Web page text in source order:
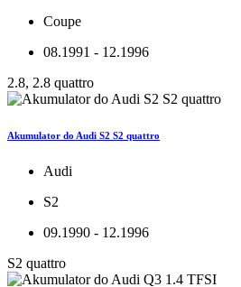
Coupe
08.1991 - 12.1996
2.8, 2.8 quattro
Akumulator do Audi S2 S2 quattro
Audi
S2
09.1990 - 12.1996
S2 quattro